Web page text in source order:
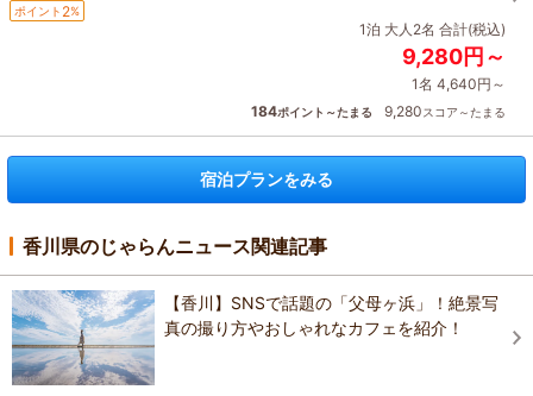
ポイント 2%
1泊 大人2名 合計(税込)
9,280円～
1名 4,640円～
184ポイント～たまる 9,280スコア～たまる
宿泊プランをみる
香川県のじゃらんニュース関連記事
【香川】SNSで話題の「父母ヶ浜」！絶景写
真の撮り方やおしゃれなカフェを紹介！